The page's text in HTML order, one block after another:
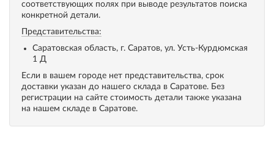
соответствующих полях при выводе результатов поиска
конкретной детали.
Представительства:
Саратовская область, г. Саратов, ул. Усть-Курдюмская
1 Д
Если в вашем городе нет представительства, срок
доставки указан до нашего склада в Саратове. Без
регистрации на сайте стоимость детали также указана
на нашем складе в Саратове.